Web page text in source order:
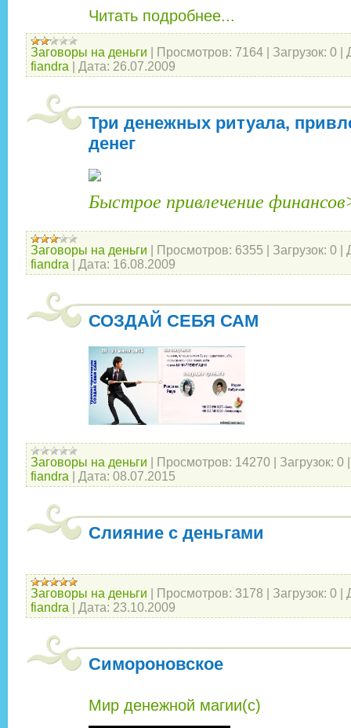
Читать подробнее...
Заговоры на деньги Просмотров: 7164 Загрузок: 0
fiandra
Дата: 26.07.2009
Три денежных ритуала,
денег
Быстрое привлечение
Заговоры на деньги Просмотров: 6355 Загрузок: 0
fiandra
Дата: 16.08.2009
СОЗДАЙ СЕБЯ САМ
Заговоры на деньги Просмотров: 14270 Загрузок: 0
fiandra
Дата: 08.07.2015
Слияние с деньгами
Заговоры на деньги Просмотров: 3178 Загрузок: 0
fiandra
Дата: 23.10.2009
Симороновское
Мир денежной магии(c)